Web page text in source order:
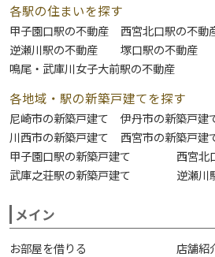
各駅の住まいを探す
甲子園口駅の不動産 西宮北口駅の不動
逆瀬川駅の不動産
塚口駅の不動産
鳴尾・武庫川女子大前駅の不動産
各地域・駅の新築戸建てを探す
尼崎市の新築戸建て 伊丹市の新築戸建
川西市の新築戸建て
西宮市の新築戸建
甲子園口駅の新築戸建て
西宮北
武庫之荘駅の新築戸建て
逆瀬川
メイン
お部屋を借りる
店舗紹